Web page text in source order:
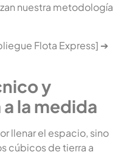
nuestra metodología
Flota Express] ➔
y
la medida
llenar el espacio, sino
cúbicos de tierra a